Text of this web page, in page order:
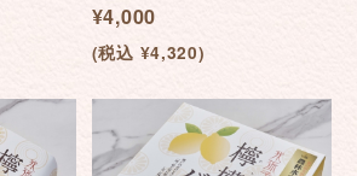
¥4,000
(税込 ¥4,320)